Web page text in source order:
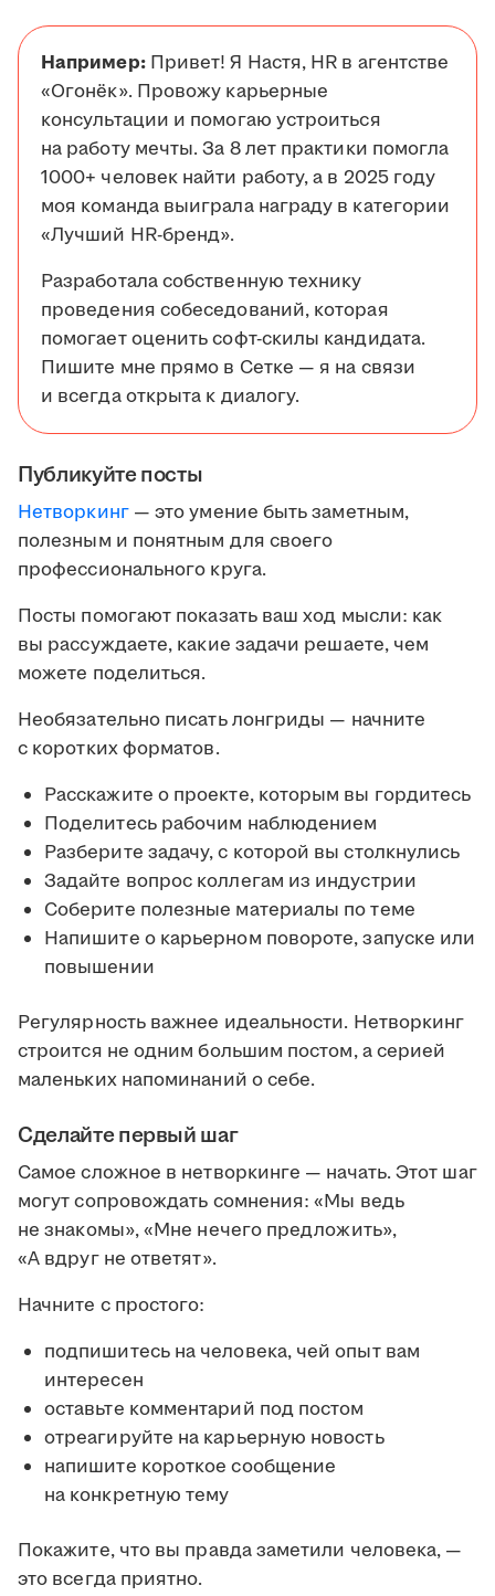
Например:Привет! Я Настя, HR в агентстве
«Огонёк». Провожу карьерные
консультации и помогаю устроиться
на работу мечты. За 8 лет практики помогла
1000+ человек найти работу, а в 2025 году
моя команда выиграла награду в категории
«Лучший HR-бренд».
Разработала собственную технику
проведения собеседований, которая
помогает оценить софт-скилы кандидата.
Пишите мне прямо в Сетке — я на связи
и всегда открыта к диалогу.
Публикуйте посты
Нетворкинг— это умение быть заметным,
полезным и понятным для своего
профессионального круга.
Посты помогают показать ваш ход мысли: как
вы рассуждаете, какие задачи решаете, чем
можете поделиться.
Необязательно писать лонгриды — начните
с коротких форматов.
Расскажите о проекте, которым вы гордитесь
Поделитесь рабочим наблюдением
Разберите задачу, с которой вы столкнулись
Задайте вопрос коллегам из индустрии
Соберите полезные материалы по теме
Напишите о карьерном повороте, запуске или
повышении
Регулярность важнее идеальности. Нетворкинг
строится не одним большим постом, а серией
маленьких напоминаний о себе.
Сделайте первый шаг
Самое сложное в нетворкинге — начать. Этот шаг
могут сопровождать сомнения: «Мы ведь
не знакомы», «Мне нечего предложить»,
«А вдруг не ответят».
Начните с простого:
подпишитесь на человека, чей опыт вам
интересен
оставьте комментарий под постом
отреагируйте на карьерную новость
напишите короткое сообщение
на конкретную тему
Покажите, что вы правда заметили человека, —
это всегда приятно.